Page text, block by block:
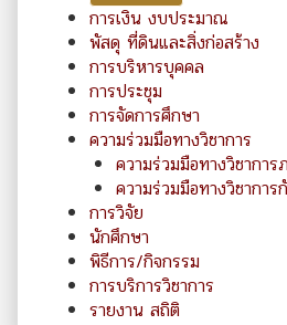
การเงิน งบประมาณ
พัสดุ ที่ดินและสิ่งก่อสร้าง
การบริหารบุคคล
การประชุม
การจัดการศึกษา
ความร่วมมือทางวิชาการ
ความร่วมมือทางวิชาการ
ความร่วมมือทางวิชาการ
การวิจัย
นักศึกษา
พิธีการ/กิจกรรม
การบริการวิชาการ
รายงาน สถิติ